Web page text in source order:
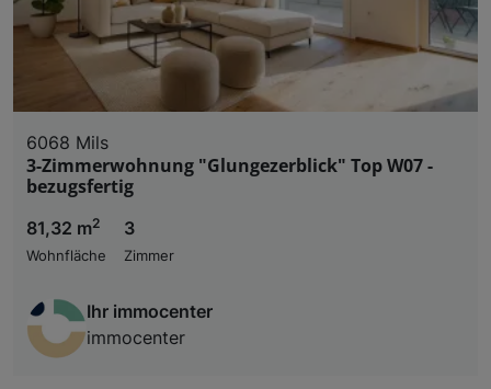
6068 Mils
3-Zimmerwohnung "Glungezerblick" Top W07 -
bezugsfertig
81,32 m2
Wohnfläche
3
Zimmer
Ihr immocenter
immocenter